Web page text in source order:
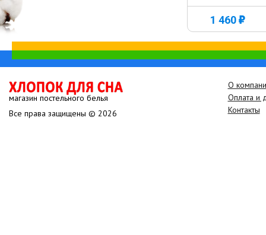
1 460г
магазин постельного белья
Все права защищены © 2026
О
Оплата и
Контакты